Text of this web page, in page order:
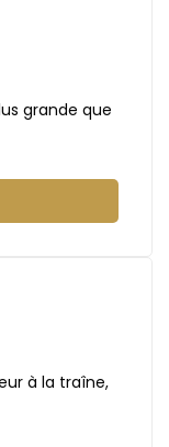
grande que
à la traîne,